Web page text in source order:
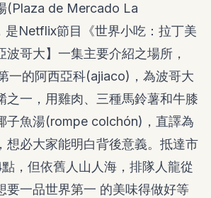
(Plaza de Mercado La
是Netflix節目
《世界小吃：拉丁美
波哥大】一集主要介紹之場所，
一的阿西亞科(ajiaco)，為波哥大
之一，用雞肉、三種馬鈴薯和牛膝
子魚湯(rompe colchón)，直譯為
想必大家能明白背後意義。抵達市
，但依舊人山人海，排隊人龍從
要一品世界第一 的美味得做好等